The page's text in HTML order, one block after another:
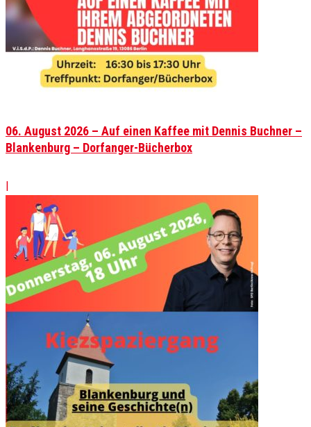
06. August 2026 – Auf einen Kaffee mit Dennis Buchner –
Blankenburg – Dorfanger-Bücherbox